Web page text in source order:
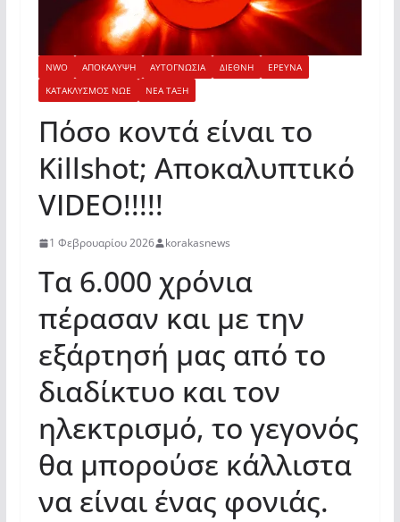
NWO ΑΠΟΚΑΛΥΨΗ ΑΥΤΟΓΝΩΣΙΑ ΔΙΕΘΝΗ
ΕΡΕΥΝΑ
ΚΑΤΑΚΛΥΣΜΟΣ ΝΩΕ
ΝΕΑ ΤΑΞΗ
Πόσο κοντά είναι το
Killshot; Αποκαλυπτικό
VIDEO!!!!!
1 Φεβρουαρίου 2026 korakasnews
Τα 6.000 χρόνια
πέρασαν και με την
εξάρτησή μας από το
διαδίκτυο και τον
ηλεκτρισμό, το γεγονός
θα μπορούσε κάλλιστα
να είναι ένας φονιάς.